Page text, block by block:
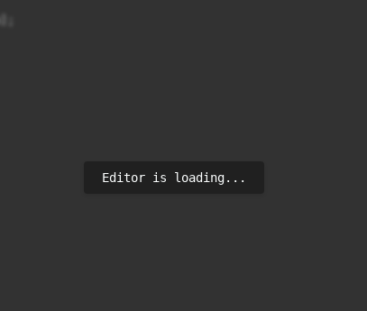
Editor is loading...